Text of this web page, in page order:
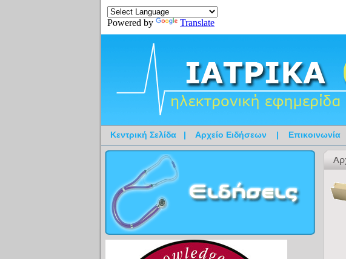
Powered by Translate
Κεντρική Σελίδα | Αρχείο Ειδήσεων | Επικοινωνία